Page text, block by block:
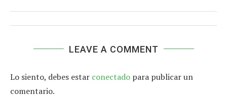
LEAVE A COMMENT
Lo siento, debes estar conectado para publicar un
comentario.